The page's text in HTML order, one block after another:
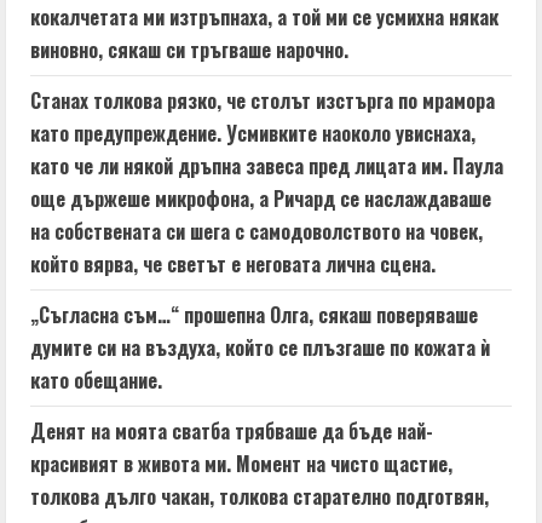
кокалчетата ми изтръпнаха, а той ми се усмихна някак
виновно, сякаш си тръгваше нарочно.
Станах толкова рязко, че столът изстърга по мрамора
като предупреждение. Усмивките наоколо увиснаха,
като че ли някой дръпна завеса пред лицата им. Паула
още държеше микрофона, а Ричард се наслаждаваше
на собствената си шега с самодоволството на човек,
който вярва, че светът е неговата лична сцена.
„Съгласна съм…“ прошепна Олга, сякаш поверяваше
думите си на въздуха, който се плъзгаше по кожата ѝ
като обещание.
Денят на моята сватба трябваше да бъде най-
красивият в живота ми. Момент на чисто щастие,
толкова дълго чакан, толкова старателно подготвян,